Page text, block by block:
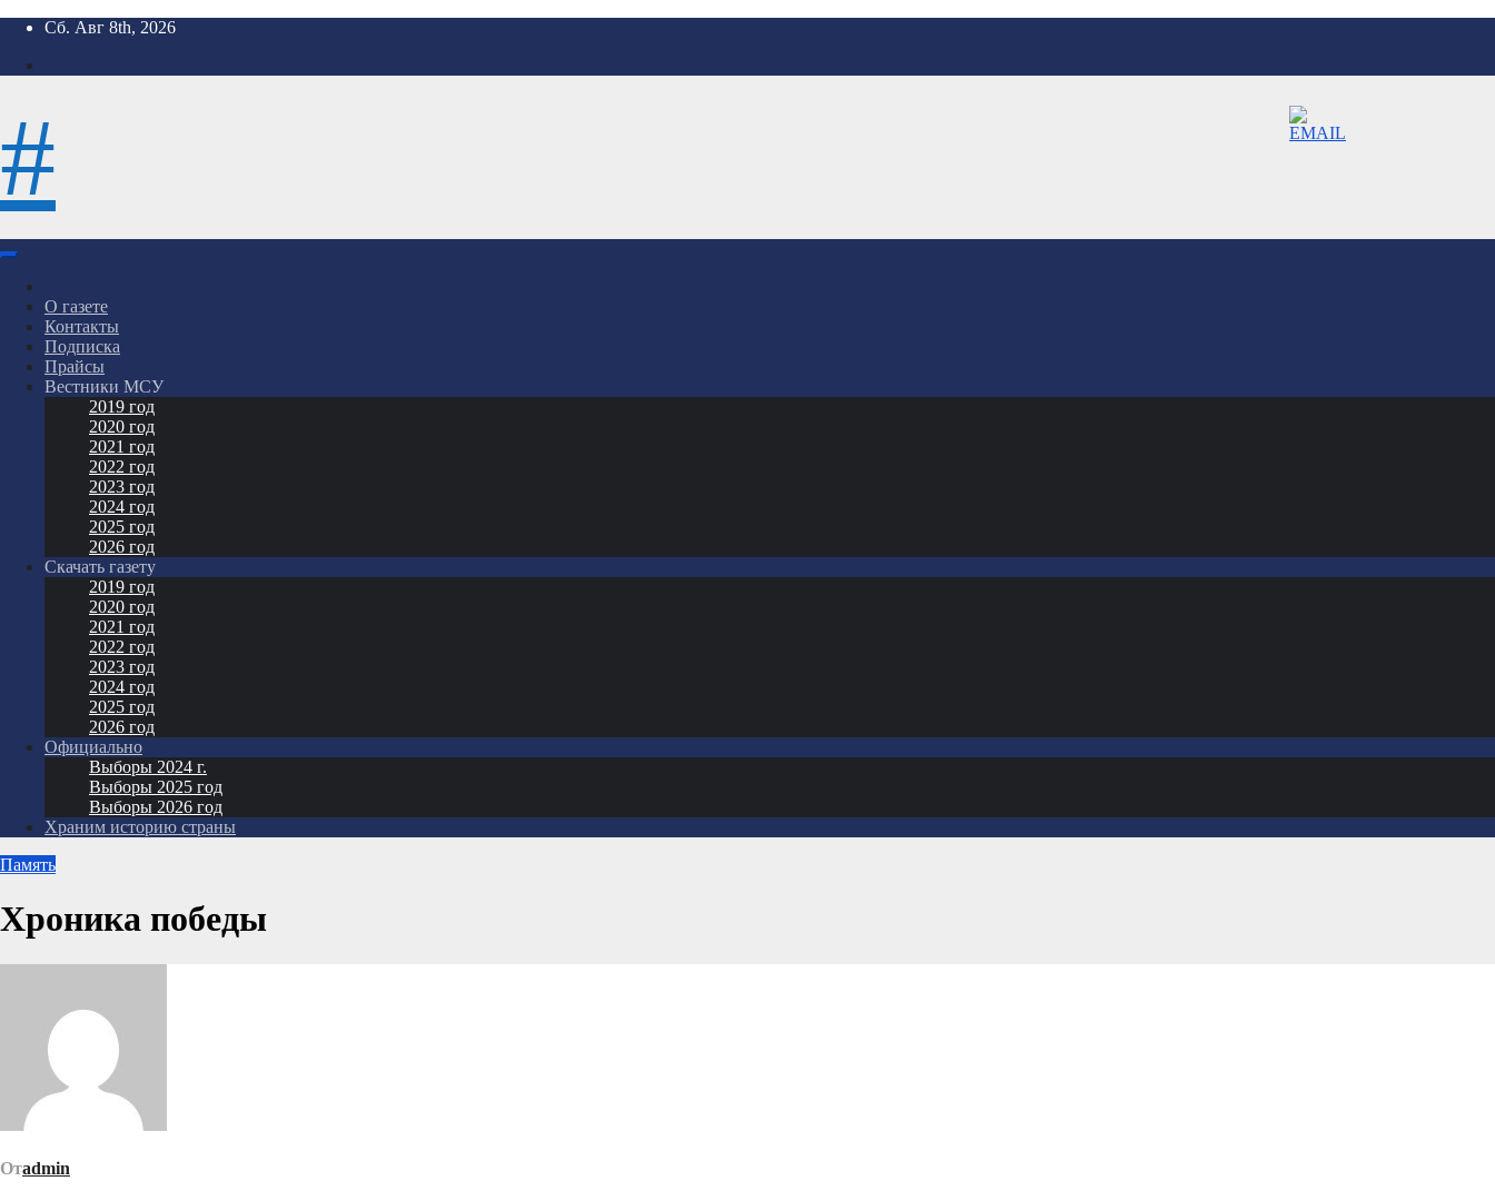
Перейти
содержимому
Сб. Авг 8th, 2026
#
О газете
Контакты
Подписка
Прайсы
Вестники МСУ
2019 год
2020 год
2021 год
2022 год
2023 год
2024 год
2025 год
2026 год
Скачать газету
2019 год
2020 год
2021 год
2022 год
2023 год
2024 год
2025 год
2026 год
Официально
Выборы 2024 г.
Выборы 2025 год
Выборы 2026 год
Храним историю страны
Память
Хроника победы
Отadmin